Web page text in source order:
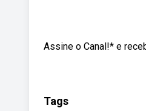
Assine o Canal!* e
Tags